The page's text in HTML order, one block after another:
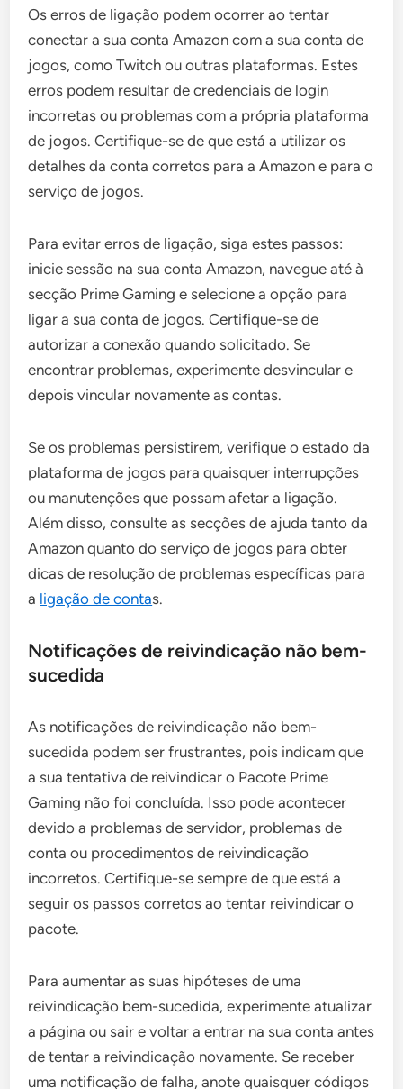
Os erros de ligação podem ocorrer ao tentar
conectar a sua conta Amazon com a sua conta de
jogos, como Twitch ou outras plataformas. Estes
erros podem resultar de credenciais de login
incorretas ou problemas com a própria plataforma
de jogos. Certifique-se de que está a utilizar os
detalhes da conta corretos para a Amazon e para o
serviço de jogos.
Para evitar erros de ligação, siga estes passos:
inicie sessão na sua conta Amazon, navegue até à
secção Prime Gaming e selecione a opção para
ligar a sua conta de jogos. Certifique-se de
autorizar a conexão quando solicitado. Se
encontrar problemas, experimente desvincular e
depois vincular novamente as contas.
Se os problemas persistirem, verifique o estado da
plataforma de jogos para quaisquer interrupções
ou manutenções que possam afetar a ligação.
Além disso, consulte as secções de ajuda tanto da
Amazon quanto do serviço de jogos para obter
dicas de resolução de problemas específicas para
a ligação de contas.
Notificações de reivindicação não bem-
sucedida
As notificações de reivindicação não bem-
sucedida podem ser frustrantes, pois indicam que
a sua tentativa de reivindicar o Pacote Prime
Gaming não foi concluída. Isso pode acontecer
devido a problemas de servidor, problemas de
conta ou procedimentos de reivindicação
incorretos. Certifique-se sempre de que está a
seguir os passos corretos ao tentar reivindicar o
pacote.
Para aumentar as suas hipóteses de uma
reivindicação bem-sucedida, experimente atualizar
a página ou sair e voltar a entrar na sua conta antes
de tentar a reivindicação novamente. Se receber
uma notificação de falha, anote quaisquer códigos